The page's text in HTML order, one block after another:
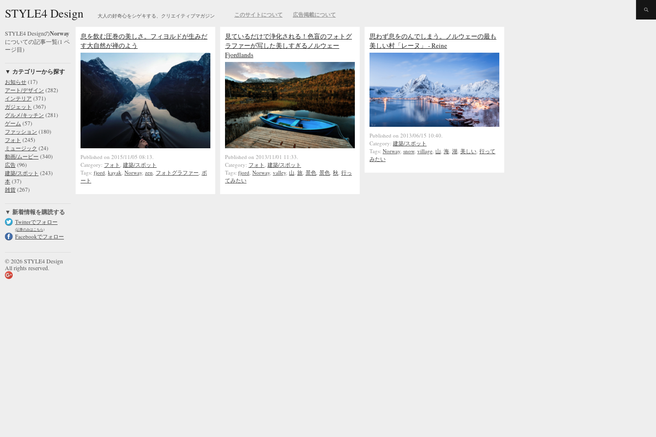
STYLE4 Design 大人の好奇心をシゲキする、クリエイティブマガジン このサイトについて 広告掲載について
STYLE4 DesignのNorway
についての記事一覧(1 ペ
ージ目)
▼ カテゴリーから探す
お知らせ (17)
アート/デザイン (282)
インテリア (371)
ガジェット (367)
グルメ/キッチン (281)
ゲーム (57)
ファッション (180)
フォト (245)
ミュージック (24)
動画/ムービー (340)
広告 (96)
建築/スポット (243)
本 (37)
雑貨 (267)
▼ 新着情報を購読する
Twitterでフォロー
(記事のみはこちら)
Facebookでフォロー
© 2026 STYLE4 Design
All rights reserved.
息を飲む圧巻の美しさ。フィヨルドが生みだ
す大自然が禅のよう
Published on 2015/11/05 08:13.
Category: フォト, 建築/スポット
Tags: fjord, kayak, Norway, zen, フォトグラファー, ボ
ート
見ているだけで浄化される！色盲のフォトグ
ラファーが写した美しすぎるノルウェー
Fjordlands
Published on 2013/11/01 11:33.
Category: フォト, 建築/スポット
Tags: fjord, Norway, valley, 山, 旅, 景色, 景色, 秋, 行っ
てみたい
思わず息をのんでしまう。ノルウェーの最も
美しい村「レーヌ」 - Reine
Published on 2013/06/15 10:40.
Category: 建築/スポット
Tags: Norway snow, village 山 海 湖 美しい 行って
みたい